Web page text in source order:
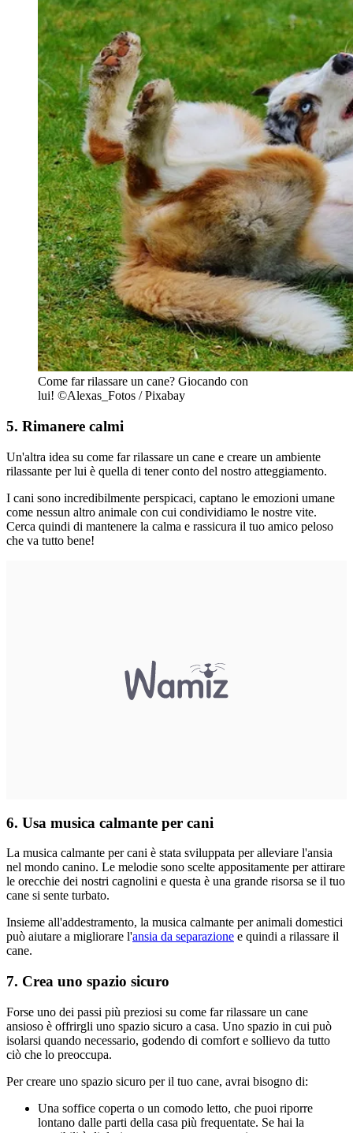
Come far rilassare un cane? Giocando con
lui! ©Alexas_Fotos / Pixabay
5. Rimanere calmi
Un'altra idea su come far rilassare un cane e creare un ambiente
rilassante per lui è quella di tener conto del nostro atteggiamento.
I cani sono incredibilmente perspicaci, captano le emozioni umane
come nessun altro animale con cui condividiamo le nostre vite.
Cerca quindi di mantenere la calma e rassicura il tuo amico peloso
che va tutto bene!
6. Usa musica calmante per cani
La musica calmante per cani è stata sviluppata per alleviare l'ansia
nel mondo canino. Le melodie sono scelte appositamente per attirare
le orecchie dei nostri cagnolini e questa è una grande risorsa se il tuo
cane si sente turbato.
Insieme all'addestramento, la musica calmante per animali domestici
può aiutare a migliorare l'ansia da separazione e quindi a rilassare il
cane.
7. Crea uno spazio sicuro
Forse uno dei passi più preziosi su come far rilassare un cane
ansioso è offrirgli uno spazio sicuro a casa. Uno spazio in cui può
isolarsi quando necessario, godendo di comfort e sollievo da tutto
ciò che lo preoccupa.
Per creare uno spazio sicuro per il tuo cane, avrai bisogno di:
Una soffice coperta o un comodo letto, che puoi riporre
lontano dalle parti della casa più frequentate. Se hai la